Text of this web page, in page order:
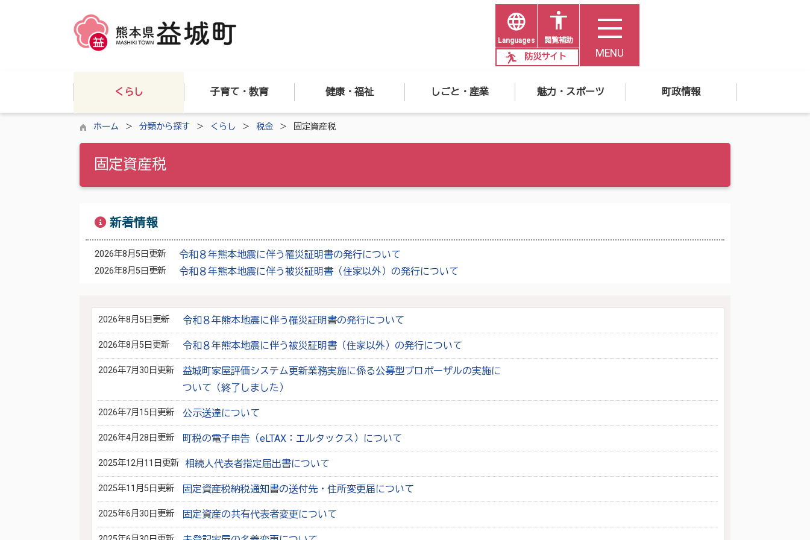
Languages 閲覧補助
防災サイト MENU
くらし 子育て・教育 健康・福祉 しごと・産業 魅力・スポーツ 町政情報
ホーム 分類から探す くらし 税金 固定資産税
固定資産税
新着情報
2026年8月5日更新 令和８年熊本地震に伴う罹災証明書の発行について
2026年8月5日更新 令和８年熊本地震に伴う被災証明書（住家以外）の発行について
2026年8月5日更新 令和８年熊本地震に伴う罹災証明書の発行について
2026年8月5日更新 令和８年熊本地震に伴う被災証明書（住家以外）の発行について
2026年7月30日更新
益城町家屋評価システム更新業務実施に係る公募型プロポーザルの実施に
ついて（終了しました）
2026年7月15日更新 公示送達について
2026年4月28日更新 町税の電子申告（eLTAX：エルタックス）について
2025年12月11日更新 相続人代表者指定届出書について
2025年11月5日更新 固定資産税納税通知書の送付先・住所変更届について
2025年6月30日更新 固定資産の共有代表者変更について